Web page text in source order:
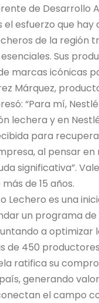
de Desarrollo
el esfuerzo que
de la región
Sus
marcas icónicas
Márquez,
“Para mí,
lechera y en
para
al pensar
significativa”.
de 15 años.
Lechero es una
un programa
a optimizar
de 450
ratifica su
generando
el campo